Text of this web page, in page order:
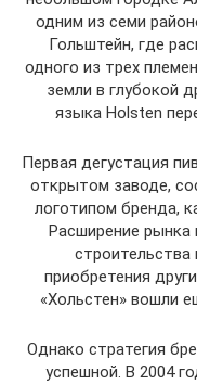
одним из семи
Гольштейн, где
одного из трех
земли в глубокой
языка Holsten
Первая дегустация
открытом заводе,
логотипом бренда,
Расширение рынка
строительства
приобретения
«Хольстен» вошли
Однако стратегия
успешной. В 2004